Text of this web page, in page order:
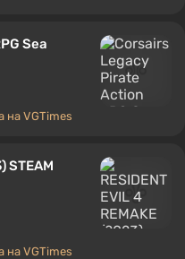
Sea
на VGTimes
STEAM
на VGTimes